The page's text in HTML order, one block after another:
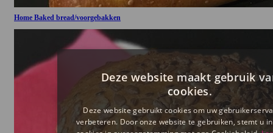
Home Baked bread/voorgebakken